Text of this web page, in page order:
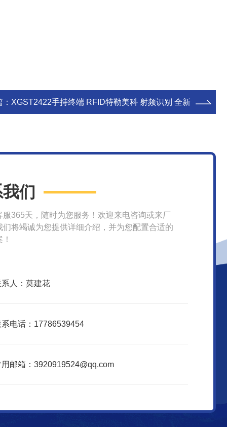
XGST2422手持终端 RFID特勒美科 射频识别 全新
们
服365天，随时为您服务！欢迎来电咨询或来厂
们将竭诚为您提供详细介绍，并为您配置合适的
系人：莫建花
系电话：17786539454
用邮箱：3920919524@qq.com